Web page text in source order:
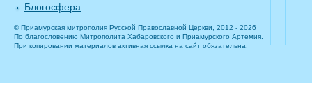
Блогосфера
© Приамурская митрополия Русской Православной Церкви, 2012 - 2026
По благословению Митрополита Хабаровского и Приамурского Артемия.
При копировании материалов активная ссылка на сайт обязательна.